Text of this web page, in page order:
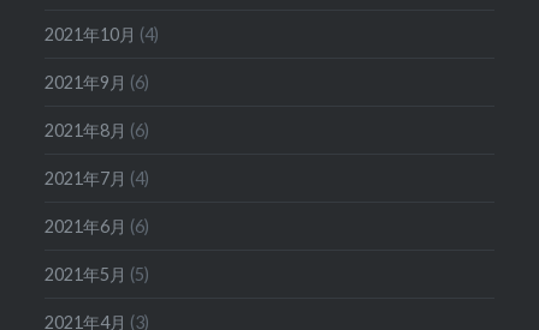
2021年10月 (4)
2021年9月 (6)
2021年8月 (6)
2021年7月 (4)
2021年6月 (6)
2021年5月 (5)
2021年4月 (3)